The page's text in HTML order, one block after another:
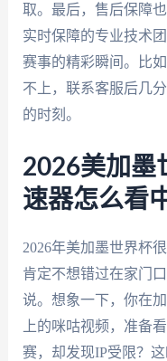
取。最后，售后保障
实时保障的专业技术
赛事的精彩瞬间。比
不上，联系客服后几
的时刻。
2026美加墨
速器怎么看
2026年美加墨世界杯
肯定不想错过在家门
说。想象一下，你在
上的咪咕视频，准备
赛，却发现IP受限？